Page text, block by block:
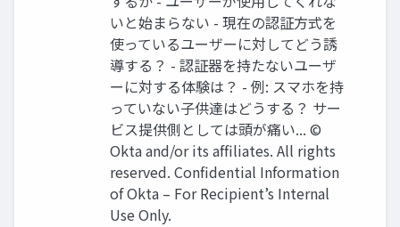
いと始まらない - 現在の認証⽅式を
使っているユーザーに対してどう誘
導する？ - 認証器を持たないユーザ
ーに対する体験は？ - 例: スマホを持
っていない⼦供達はどうする？ サー
ビス提供側としては頭が痛い... ©
Okta and/or its afﬁliates. All rights
reserved. Conﬁdential Information
of Okta – For Recipient’s Internal
Use Only.